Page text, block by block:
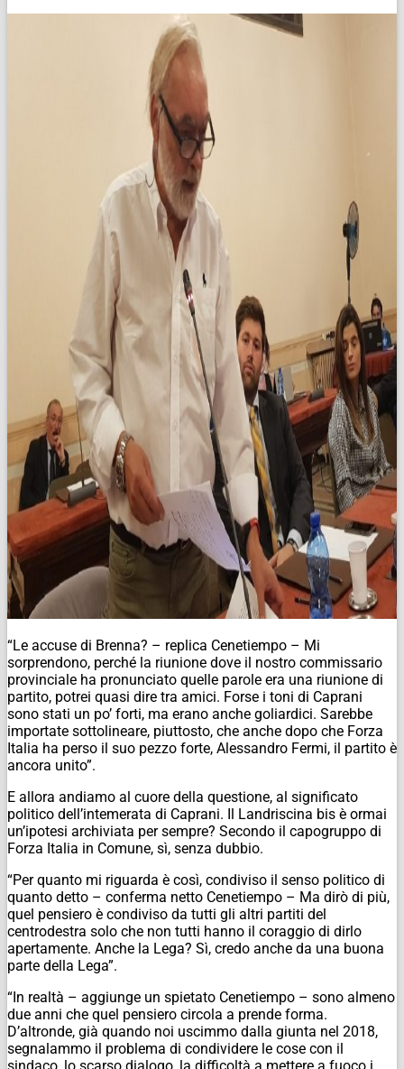
“Le accuse di Brenna? – replica Cenetiempo – Mi
sorprendono, perché la riunione dove il nostro commissario
provinciale ha pronunciato quelle parole era una riunione di
partito, potrei quasi dire tra amici. Forse i toni di Caprani
sono stati un po’ forti, ma erano anche goliardici. Sarebbe
importate sottolineare, piuttosto, che anche dopo che Forza
Italia ha perso il suo pezzo forte, Alessandro Fermi, il partito è
ancora unito”.
E allora andiamo al cuore della questione, al significato
politico dell’intemerata di Caprani. Il Landriscina bis è ormai
un’ipotesi archiviata per sempre? Secondo il capogruppo di
Forza Italia in Comune, sì, senza dubbio.
“Per quanto mi riguarda è così, condiviso il senso politico di
quanto detto – conferma netto Cenetiempo – Ma dirò di più,
quel pensiero è condiviso da tutti gli altri partiti del
centrodestra solo che non tutti hanno il coraggio di dirlo
apertamente. Anche la Lega? Sì, credo anche da una buona
parte della Lega”.
“In realtà – aggiunge un spietato Cenetiempo – sono almeno
due anni che quel pensiero circola a prende forma.
D’altronde, già quando noi uscimmo dalla giunta nel 2018,
segnalammo il problema di condividere le cose con il
sindaco, lo scarso dialogo, la difficoltà a mettere a fuoco i